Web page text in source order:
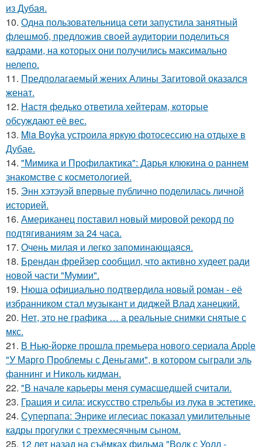
из Дубая.
10. Одна пользовательница сети запустила занятный
флешмоб, предложив своей аудитории поделиться
кадрами, на которых они получились максимально
нелепо.
11. Предполагаемый жених Алины Загитовой оказался
женат.
12. Настя федько ответила хейтерам, которые
обсуждают её вес.
13. Mia Boyka устроила яркую фотосессию на отдыхе в
Дубае.
14. "Мимика и Профилактика": Дарья клюкина о раннем
знакомстве с косметологией.
15. Энн хэтэуэй впервые публично поделилась личной
историей.
16. Американец поставил новый мировой рекорд по
подтягиваниям за 24 часа.
17. Очень милая и легко запоминающаяся.
18. Брендан фрейзер сообщил, что активно худеет ради
новой части "Мумии".
19. Нюша официально подтвердила новый роман - её
избранником стал музыкант и диджей Влад ханецкий.
20. Нет, это не графика … а реальные снимки снятые с
мкс.
21. В Нью-йорке прошла премьера нового сериала Apple
"У Марго Проблемы с Деньгами", в котором сыграли эль
фаннинг и Николь кидман.
22. "В начале карьеры меня сумасшедшей считали.
23. Грация и сила: искусство стрельбы из лука в эстетике.
24. Суперпапа: Энрике иглесиас показал умилительные
кадры прогулки с трехмесячным сыном.
25. 12 лет назад на съёмках фильма "Волк с Уолл -